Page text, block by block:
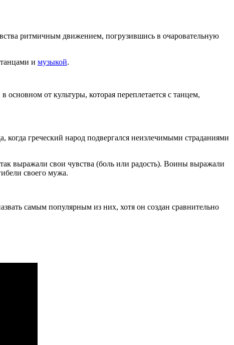
ритмичным движением, погрузившись в очаровательную
и музыкой.
от культуры, которая переплетается с танцем,
греческий народ подвергался неизлечимыми страданиями
выражали свои чувства (боль или радость). Воины выражали
своего мужа.
самым популярным из них, хотя он создан сравнительно